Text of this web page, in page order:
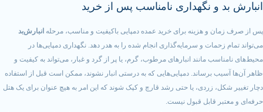
نگهداری نامناسب پس از خرید
هزینه برای خرید عمده دمپایی باکیفیت و مناسب، مرحله انبارش‌بد
و سرمایه‌گذاری انجام شده را به هدر دهد. نگهداری دمپایی‌ها در
مانند انبارهای مرطوب، گرم، یا پر از گرد و غبار، می‌تواند به کیفیت و
دمپایی‌هایی که به درستی انبار نشوند، ممکن است قبل از استفاده
زردی، یا حتی رشد قارچ و کپک شوند که این امر به هیچ عنوان برای یک هتل
قابل قبول نیست.